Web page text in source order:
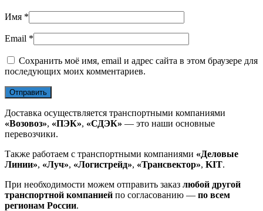
Имя *
Email *
Сохранить моё имя, email и адрес сайта в этом браузере для
последующих моих комментариев.
Доставка осуществляется транспортными компаниями
«Возовоз», «ПЭК», «СДЭК» — это наши основные
перевозчики.
Также работаем с транспортными компаниями «Деловые
Линии», «Луч», «Логистрейд», «Трансвектор», KIT.
При необходимости можем отправить заказ любой другой
транспортной компанией по согласованию — по всем
регионам России.